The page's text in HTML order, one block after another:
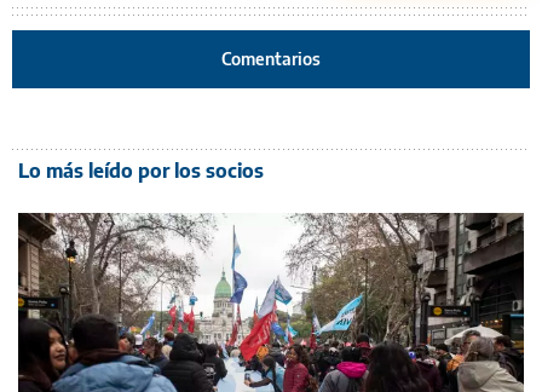
Comentarios
Lo más leído por los socios